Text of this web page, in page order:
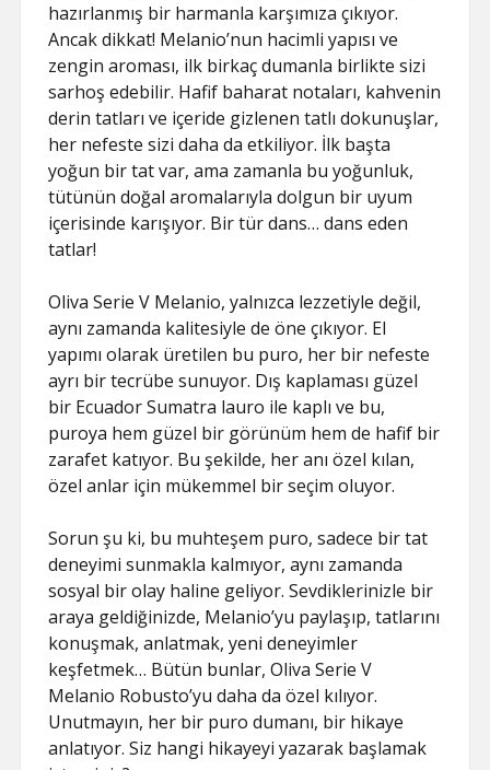
hazırlanmış bir harmanla karşımıza çıkıyor.
Ancak dikkat! Melanio’nun hacimli yapısı ve
zengin aroması, ilk birkaç dumanla birlikte sizi
sarhoş edebilir. Hafif baharat notaları, kahvenin
derin tatları ve içeride gizlenen tatlı dokunuşlar,
her nefeste sizi daha da etkiliyor. İlk başta
yoğun bir tat var, ama zamanla bu yoğunluk,
tütünün doğal aromalarıyla dolgun bir uyum
içerisinde karışıyor. Bir tür dans… dans eden
tatlar!
Oliva Serie V Melanio, yalnızca lezzetiyle değil,
aynı zamanda kalitesiyle de öne çıkıyor. El
yapımı olarak üretilen bu puro, her bir nefeste
ayrı bir tecrübe sunuyor. Dış kaplaması güzel
bir Ecuador Sumatra lauro ile kaplı ve bu,
puroya hem güzel bir görünüm hem de hafif bir
zarafet katıyor. Bu şekilde, her anı özel kılan,
özel anlar için mükemmel bir seçim oluyor.
Sorun şu ki, bu muhteşem puro, sadece bir tat
deneyimi sunmakla kalmıyor, aynı zamanda
sosyal bir olay haline geliyor. Sevdiklerinizle bir
araya geldiğinizde, Melanio’yu paylaşıp, tatlarını
konuşmak, anlatmak, yeni deneyimler
keşfetmek… Bütün bunlar, Oliva Serie V
Melanio Robusto’yu daha da özel kılıyor.
Unutmayın, her bir puro dumanı, bir hikaye
anlatıyor. Siz hangi hikayeyi yazarak başlamak